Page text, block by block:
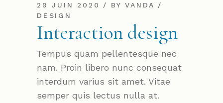
29 JUIN 2020 BY VANDA
DESIGN
Interaction design
Tempus quam pellentesque nec
nam. Proin libero nunc consequat
interdum varius sit amet. Vitae
semper quis lectus nulla at.